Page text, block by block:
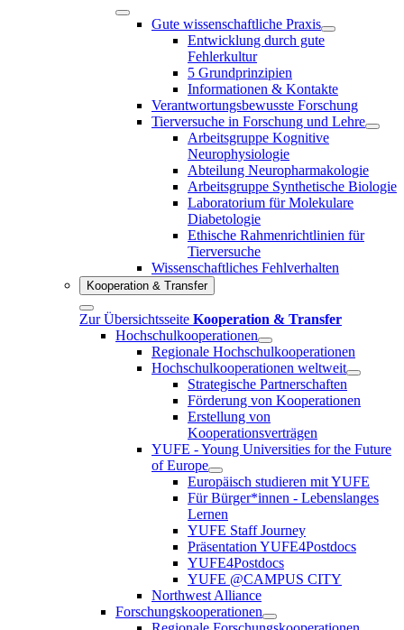
Gute wissenschaftliche Praxis
Entwicklung durch gute
Fehlerkultur
5 Grundprinzipien
Informationen & Kontakte
Verantwortungsbewusste Forschung
Tierversuche in Forschung und Lehre
Arbeitsgruppe Kognitive
Neurophysiologie
Abteilung Neuropharmakologie
Arbeitsgruppe Synthetische Biologie
Laboratorium für Molekulare
Diabetologie
Ethische Rahmenrichtlinien für
Tierversuche
Wissenschaftliches Fehlverhalten
Kooperation & Transfer
Zur Übersichtsseite Kooperation & Transfer
Hochschulkooperationen
Regionale Hochschulkooperationen
Hochschulkooperationen weltweit
Strategische Partnerschaften
Förderung von Kooperationen
Erstellung von
Kooperationsverträgen
YUFE - Young Universities for the Future
of Europe
Europäisch studieren mit YUFE
Für Bürger*innen - Lebenslanges
Lernen
YUFE Staff Journey
Präsentation YUFE4Postdocs
YUFE4Postdocs
YUFE @CAMPUS CITY
Northwest Alliance
Forschungskooperationen